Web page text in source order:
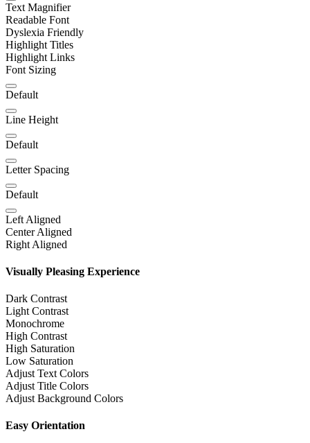
Text Magnifier
Readable Font
Dyslexia Friendly
Highlight Titles
Highlight Links
Font Sizing
Default
Line Height
Default
Letter Spacing
Default
Left Aligned
Center Aligned
Right Aligned
Visually Pleasing Experience
Dark Contrast
Light Contrast
Monochrome
High Contrast
High Saturation
Low Saturation
Adjust Text Colors
Adjust Title Colors
Adjust Background Colors
Easy Orientation